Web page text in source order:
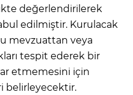
değerlendirilerek
edilmiştir. Kurulacak
mevzuattan veya
tespit ederek bir
etmemesini için
belirleyecektir.